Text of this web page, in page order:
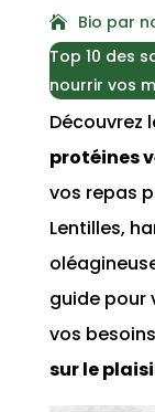
Bio par
Top 10 des
nourrir vos
Découvrez
protéines
vos repas
Lentilles,
guide pour
vos
sur le